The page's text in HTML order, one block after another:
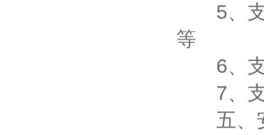
5、支
等
6、支
7、支
五、